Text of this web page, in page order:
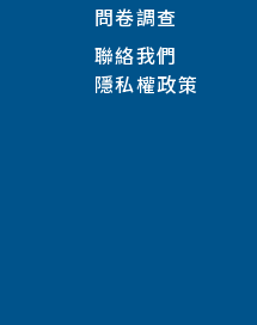
問卷調查
聯絡我們
隱私權政策